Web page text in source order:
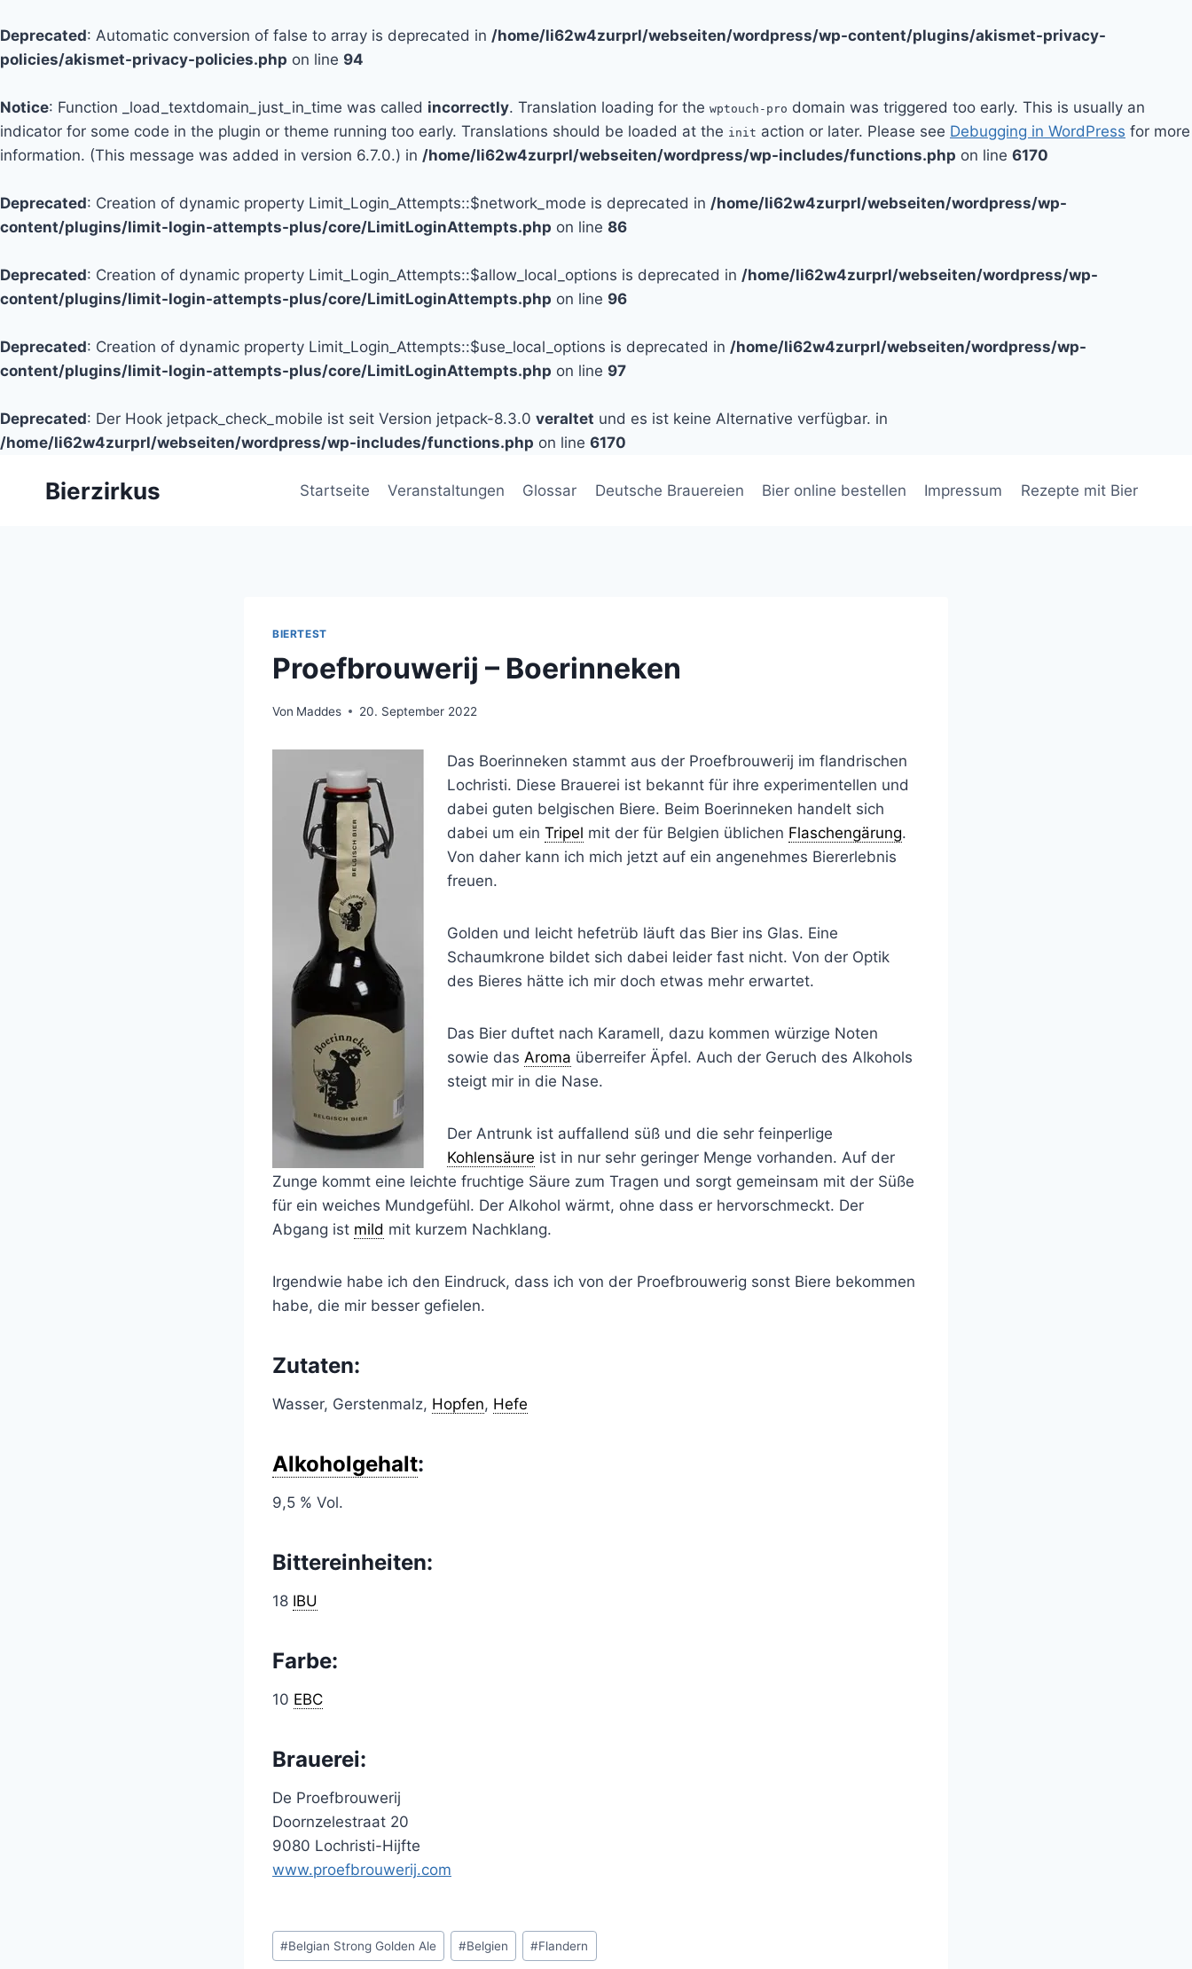
Deprecated: Automatic conversion of false to array is deprecated in /home/li62w4zurprl/webseiten/wordpress/wp-content/plugins/akismet-privacy-
policies/akismet-privacy-policies.php on line 94
Notice: Function _load_textdomain_just_in_time was called incorrectly. Translation loading for the wptouch-pro domain was triggered too early. This is usually an
indicator for some code in the plugin or theme running too early. Translations should be loaded at the init action or later. Please see Debugging in WordPress for more
information. (This message was added in version 6.7.0.) in /home/li62w4zurprl/webseiten/wordpress/wp-includes/functions.php on line 6170
Deprecated: Creation of dynamic property Limit_Login_Attempts::$network_mode is deprecated in /home/li62w4zurprl/webseiten/wordpress/wp-
content/plugins/limit-login-attempts-plus/core/LimitLoginAttempts.php on line 86
Deprecated: Creation of dynamic property Limit_Login_Attempts::$allow_local_options is deprecated in /home/li62w4zurprl/webseiten/wordpress/wp-
content/plugins/limit-login-attempts-plus/core/LimitLoginAttempts.php on line 96
Deprecated: Creation of dynamic property Limit_Login_Attempts::$use_local_options is deprecated in /home/li62w4zurprl/webseiten/wordpress/wp-
content/plugins/limit-login-attempts-plus/core/LimitLoginAttempts.php on line 97
Deprecated: Der Hook jetpack_check_mobile ist seit Version jetpack-8.3.0 veraltet und es ist keine Alternative verfügbar. in
/home/li62w4zurprl/webseiten/wordpress/wp-includes/functions.php on line 6170
Bierzirkus Startseite Veranstaltungen Glossar Deutsche Brauereien Bier online bestellen Impressum Rezepte mit Bier
BIERTEST
Proefbrouwerij – Boerinneken
Von Maddes 20. September 2022
Das Boerinneken stammt aus der Proefbrouwerij im flandrischen
Lochristi. Diese Brauerei ist bekannt für ihre experimentellen und
dabei guten belgischen Biere. Beim Boerinneken handelt sich
dabei um ein Tripel mit der für Belgien üblichen Flaschengärung.
Von daher kann ich mich jetzt auf ein angenehmes Biererlebnis
freuen.
Golden und leicht hefetrüb läuft das Bier ins Glas. Eine
Schaumkrone bildet sich dabei leider fast nicht. Von der Optik
des Bieres hätte ich mir doch etwas mehr erwartet.
Das Bier duftet nach Karamell, dazu kommen würzige Noten
sowie das Aroma überreifer Äpfel. Auch der Geruch des Alkohols
steigt mir in die Nase.
Der Antrunk ist auffallend süß und die sehr feinperlige
Kohlensäure ist in nur sehr geringer Menge vorhanden. Auf der
Zunge kommt eine leichte fruchtige Säure zum Tragen und sorgt gemeinsam mit der Süße
für ein weiches Mundgefühl. Der Alkohol wärmt, ohne dass er hervorschmeckt. Der
Abgang ist mild mit kurzem Nachklang.
Irgendwie habe ich den Eindruck, dass ich von der Proefbrouwerig sonst Biere bekommen
habe, die mir besser gefielen.
Zutaten:
Wasser, Gerstenmalz, Hopfen, Hefe
Alkoholgehalt:
9,5 % Vol.
Bittereinheiten:
18 IBU
Farbe:
10 EBC
Brauerei:
De Proefbrouwerij
Doornzelestraat 20
9080 Lochristi-Hijfte
www.proefbrouwerij.com
Schlagworte:
#Belgian Strong Golden Ale #Belgien #Flandern